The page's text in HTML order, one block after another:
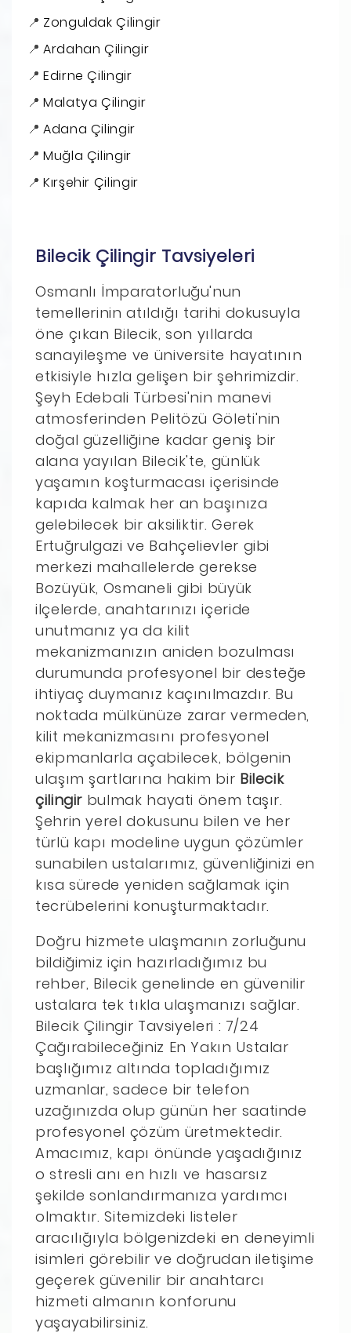
Zonguldak Çilingir
Ardahan Çilingir
Edirne Çilingir
Malatya Çilingir
Adana Çilingir
Muğla Çilingir
Kırşehir Çilingir
Bilecik Çilingir Tavsiyeleri
Osmanlı İmparatorluğu'nun
temellerinin atıldığı tarihi dokusuyla
öne çıkan Bilecik, son yıllarda
sanayileşme ve üniversite hayatının
etkisiyle hızla gelişen bir şehrimizdir.
Şeyh Edebali Türbesi'nin manevi
atmosferinden Pelitözü Göleti'nin
doğal güzelliğine kadar geniş bir
alana yayılan Bilecik'te, günlük
yaşamın koşturmacası içerisinde
kapıda kalmak her an başınıza
gelebilecek bir aksiliktir. Gerek
Ertuğrulgazi ve Bahçelievler gibi
merkezi mahallelerde gerekse
Bozüyük, Osmaneli gibi büyük
ilçelerde, anahtarınızı içeride
unutmanız ya da kilit
mekanizmanızın aniden bozulması
durumunda profesyonel bir desteğe
ihtiyaç duymanız kaçınılmazdır. Bu
noktada mülkünüze zarar vermeden,
kilit mekanizmasını profesyonel
ekipmanlarla açabilecek, bölgenin
ulaşım şartlarına hakim bir Bilecik
çilingir bulmak hayati önem taşır.
Şehrin yerel dokusunu bilen ve her
türlü kapı modeline uygun çözümler
sunabilen ustalarımız, güvenliğinizi en
kısa sürede yeniden sağlamak için
tecrübelerini konuşturmaktadır.
Doğru hizmete ulaşmanın zorluğunu
bildiğimiz için hazırladığımız bu
rehber, Bilecik genelinde en güvenilir
ustalara tek tıkla ulaşmanızı sağlar.
Bilecik Çilingir Tavsiyeleri : 7/24
Çağırabileceğiniz En Yakın Ustalar
başlığımız altında topladığımız
uzmanlar, sadece bir telefon
uzağınızda olup günün her saatinde
profesyonel çözüm üretmektedir.
Amacımız, kapı önünde yaşadığınız
o stresli anı en hızlı ve hasarsız
şekilde sonlandırmanıza yardımcı
olmaktır. Sitemizdeki listeler
aracılığıyla bölgenizdeki en deneyimli
isimleri görebilir ve doğrudan iletişime
geçerek güvenilir bir anahtarcı
hizmeti almanın konforunu
yaşayabilirsiniz.